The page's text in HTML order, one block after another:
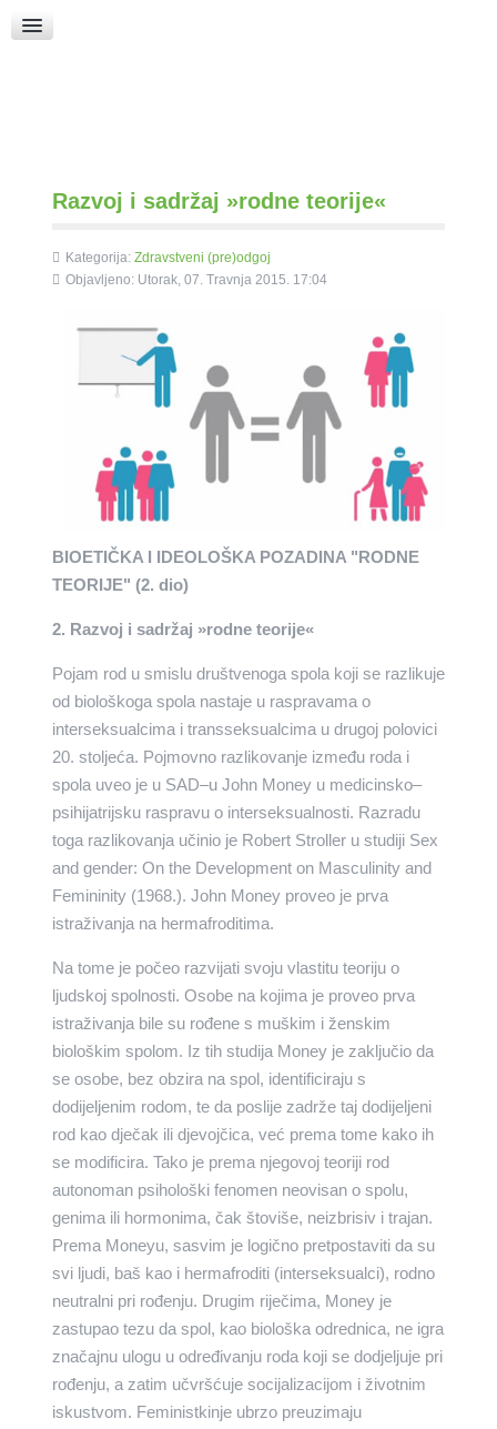
Razvoj i sadržaj »rodne teorije«
Kategorija: Zdravstveni (pre)odgoj
Objavljeno: Utorak, 07. Travnja 2015. 17:04
BIOETIČKA I IDEOLOŠKA POZADINA "RODNE
TEORIJE" (2. dio)
2. Razvoj i sadržaj »rodne teorije«
Pojam rod u smislu društvenoga spola koji se razlikuje
od biološkoga spola nastaje u raspravama o
interseksualcima i transseksualcima u drugoj polovici
20. stoljeća. Pojmovno razlikovanje između roda i
spola uveo je u SAD–u John Money u medicinsko–
psihijatrijsku raspravu o interseksualnosti. Razradu
toga razlikovanja učinio je Robert Stroller u studiji Sex
and gender: On the Development on Masculinity and
Femininity (1968.). John Money proveo je prva
istraživanja na hermafroditima.
Na tome je počeo razvijati svoju vlastitu teoriju o
ljudskoj spolnosti. Osobe na kojima je proveo prva
istraživanja bile su rođene s muškim i ženskim
biološkim spolom. Iz tih studija Money je zaključio da
se osobe, bez obzira na spol, identificiraju s
dodijeljenim rodom, te da poslije zadrže taj dodijeljeni
rod kao dječak ili djevojčica, već prema tome kako ih
se modificira. Tako je prema njegovoj teoriji rod
autonoman psihološki fenomen neovisan o spolu,
genima ili hormonima, čak štoviše, neizbrisiv i trajan.
Prema Moneyu, sasvim je logično pretpostaviti da su
svi ljudi, baš kao i hermafroditi (interseksualci), rodno
neutralni pri rođenju. Drugim riječima, Money je
zastupao tezu da spol, kao biološka odrednica, ne igra
značajnu ulogu u određivanju roda koji se dodjeljuje pri
rođenju, a zatim učvršćuje socijalizacijom i životnim
iskustvom. Feministkinje ubrzo preuzimaju